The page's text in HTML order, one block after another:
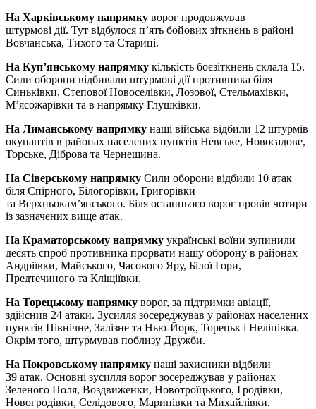
На Харківському напрямку ворог продовжував
штурмові дії. Тут відбулося п’ять бойових зіткнень в районі
Вовчанська, Тихого та Стариці.
На Куп’янському напрямку кількість боєзіткнень склала 15.
Сили оборони відбивали штурмові дії противника біля
Синьківки, Степової Новоселівки, Лозової, Стельмахівки,
М’ясожарівки та в напрямку Глушківки.
На Лиманському напрямку наші війська відбили 12 штурмів
окупантів в районах населених пунктів Невське, Новосадове,
Торське, Діброва та Чернещина.
На Сіверському напрямку Сили оборони відбили 10 атак
біля Спірного, Білогорівки, Григорівки
та Верхньокам’янського. Біля останнього ворог провів чотири
із зазначених вище атак.
На Краматорському напрямку українські воїни зупинили
десять спроб противника прорвати нашу оборону в районах
Андріївки, Майського, Часового Яру, Білої Гори,
Предтечиного та Кліщіївки.
На Торецькому напрямку ворог, за підтримки авіації,
здійснив 24 атаки. Зусилля зосереджував у районах населених
пунктів Північне, Залізне та Нью-Йорк, Торецьк і Неліпівка.
Окрім того, штурмував поблизу Дружби.
На Покровському напрямку наші захисники відбили
39 атак. Основні зусилля ворог зосереджував у районах
Зеленого Поля, Воздвиженки, Новотроїцького, Гродівки,
Новогродівки, Селідового, Маринівки та Михайлівки.